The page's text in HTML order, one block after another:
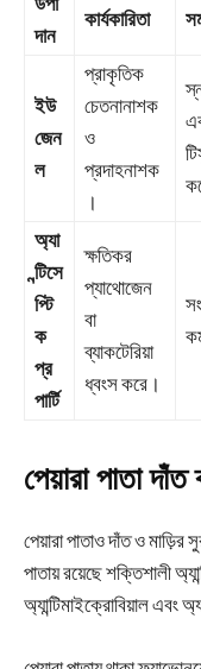
দান
কার্যকারিতা
ইউ
জেন
ল
প্রাকৃতিক
চেতনানাশক
ও
প্রদাহনাশক
।
অ্যা
ন্টিসে
প্টি
ক
প্র
পার্টি
ক্ষতিকর
প্যাথোজেন
বা
ব্যাকটেরিয়া
ধ্বংস করে।
পেয়ারা পাতা
পেয়ারা পাতাও দাঁত ও মাড়ির
পাতায় রয়েছে শক্তিশালী
অ্যান্টিমাইক্রোবিয়াল এবং